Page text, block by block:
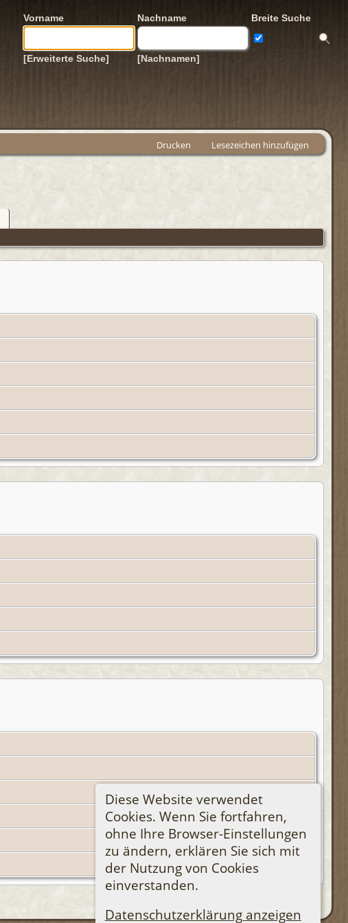
Vorname Nachname Breite Suche
[Erweiterte Suche] [Nachnamen]
Drucken Lesezeichen hinzufügen
Diese Website verwendet
Cookies. Wenn Sie fortfahren,
ohne Ihre Browser-Einstellungen
zu ändern, erklären Sie sich mit
der Nutzung von Cookies
einverstanden.
Datenschutzerklärung anzeigen